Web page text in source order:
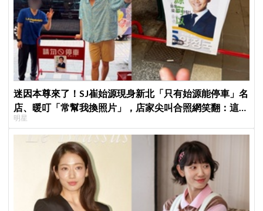
迷因本尊來了！SJ崔始源現身新北「只有始源能停車」名
店、暖叮「常幫我換照片」，店家尖叫合照網笑翻：這輩
子不能脫粉了
明星